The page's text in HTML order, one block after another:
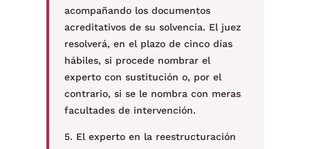
acompañando los documentos
acreditativos de su solvencia. El juez
resolverá, en el plazo de cinco días
hábiles, si procede nombrar el
experto con sustitución o, por el
contrario, si se le nombra con meras
facultades de intervención.
5. El experto en la reestructuración